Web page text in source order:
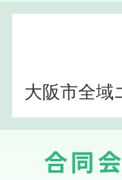
大阪市全域
合同